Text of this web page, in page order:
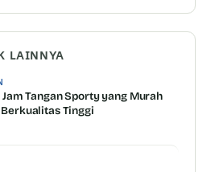
LAINNYA
Tangan Sporty yang Murah
Tinggi